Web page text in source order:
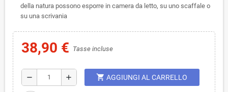
della natura possono esporre in camera da letto, su uno scaffale o
su una scrivania
38,90 € Tasse incluse
remove add shopping_cart AGGIUNGI AL CARRELLO